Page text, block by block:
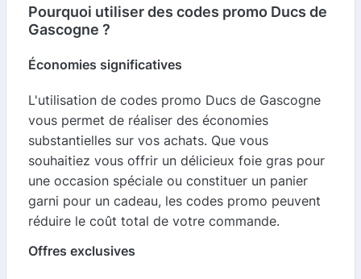
Pourquoi utiliser des codes promo Ducs de
Gascogne ?
Économies significatives
L'utilisation de codes promo Ducs de Gascogne
vous permet de réaliser des économies
substantielles sur vos achats. Que vous
souhaitiez vous offrir un délicieux foie gras pour
une occasion spéciale ou constituer un panier
garni pour un cadeau, les codes promo peuvent
réduire le coût total de votre commande.
Offres exclusives